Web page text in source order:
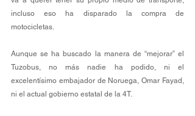
incluso eso ha disparado la compra de
motocicletas.
Aunque se ha buscado la manera de “mejorar” el
Tuzobus, no más nadie ha podido, ni el
excelentísimo embajador de Noruega, Omar Fayad,
ni el actual gobierno estatal de la 4T.